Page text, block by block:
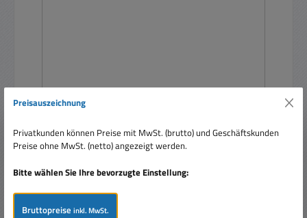
Empfängern TXS-606 TXS-626 TXS-646 TXS-
686
Preisauszeichnung
Privatkunden können Preise mit MwSt. (brutto) und Geschäftskunden
Preise ohne MwSt. (netto) angezeigt werden.
Bitte wählen Sie Ihre bevorzugte Einstellung:
Bruttopreiseinkl. MwSt.